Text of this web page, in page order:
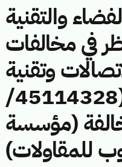
والتقنية
في مخالفات
وتقنية
المعلومات رقم (45114328/
لمخالفة (مؤسسة
للمقاولات)